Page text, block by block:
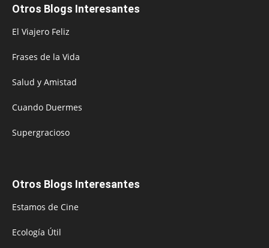
Otros Blogs Interesantes
El Viajero Feliz
Frases de la Vida
Salud y Amistad
Cuando Duermes
Supergracioso
Otros Blogs Interesantes
Estamos de Cine
Ecología Útil